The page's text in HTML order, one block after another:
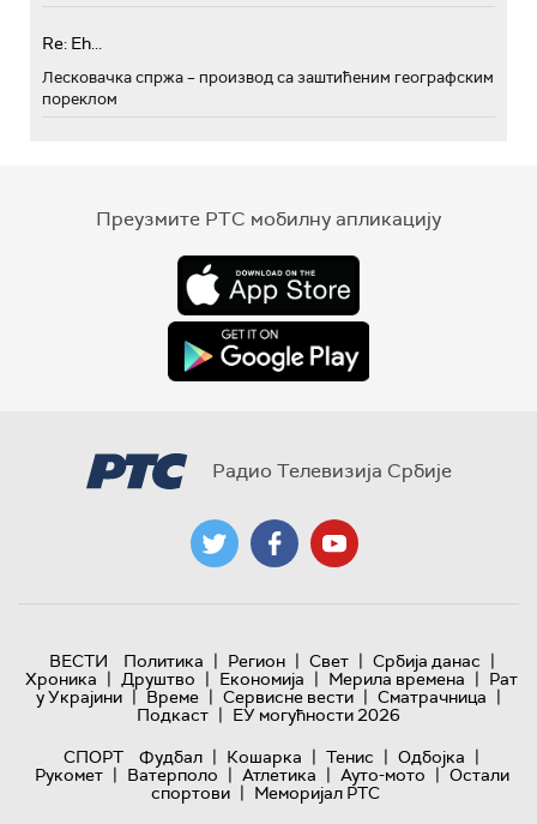
Re: Eh...
Лесковачка спржа – производ са заштићеним географским
пореклом
Преузмите РТС мобилну апликацију
Радио Телевизија Србије
ВЕСТИ Политика | Регион | Свет | Србија данас |
Хроника | Друштво | Економија | Мерила времена | Рат
у Украјини | Време | Сервисне вести | Сматрачница |
Подкаст | ЕУ могућности 2026
СПОРТ
Фудбал | Кошарка | Тенис | Одбојка |
Рукомет | Ватерполо | Атлетика | Ауто-мото | Остали
спортови | Меморијал РТС